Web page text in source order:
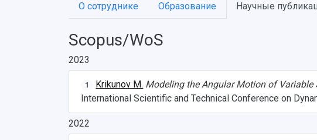
О сотруднике Образование Научные
Scopus/WoS
2023
1 Krikunov M. Modeling the Angular Motion of
International Scientific and Technical Conference on
2022